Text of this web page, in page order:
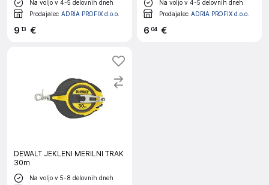
Na voljo v 4-5 delovnih dneh
Prodajalec ADRIA PROFIX d.o.o.
9 13 €
Na voljo v 4-5 delovnih dneh
Prodajalec ADRIA PROFIX d.o.o.
6 04 €
DEWALT JEKLENI MERILNI TRAK
30m
Na voljo v 5-8 delovnih dneh